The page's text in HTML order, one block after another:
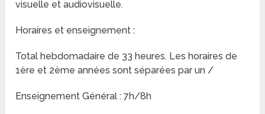
visuelle et audiovisuelle.
Horaires et enseignement :
Total hebdomadaire de 33 heures. Les horaires de
1ère et 2ème années sont séparées par un /
Enseignement Général : 7h/8h